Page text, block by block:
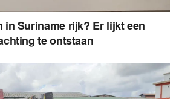
in Suriname rijk? Er lijkt een
te ontstaan